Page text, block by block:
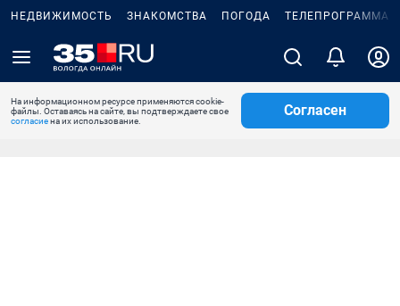
НЕДВИЖИМОСТЬ ЗНАКОМСТВА ПОГОДА ТЕЛЕПРОГРАММА
На информационном ресурсе применяются cookie-
файлы. Оставаясь на сайте, вы подтверждаете свое
согласиена их использование.
Согласен